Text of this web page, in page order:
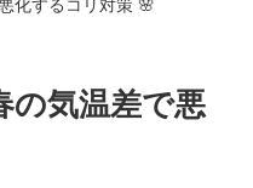
化するコリ対策 🌸
の気温差で悪